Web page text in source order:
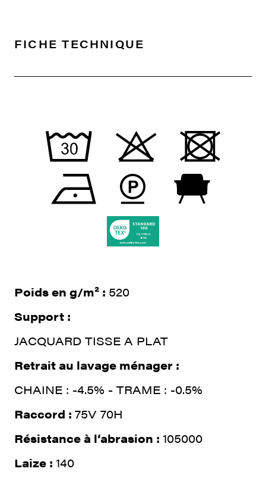
FICHE TECHNIQUE
Poids en g/m² : 520
Support :
JACQUARD TISSE A PLAT
Retrait au lavage ménager :
CHAINE : -4.5% - TRAME : -0.5%
Raccord : 75V 70H
Résistance à l‘abrasion : 105000
Laize : 140